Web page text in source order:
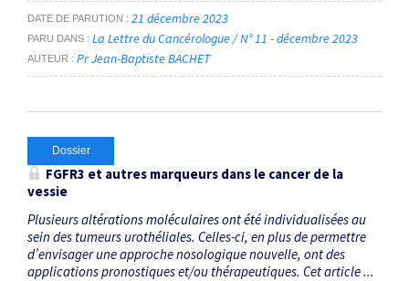
DATE DE PARUTION 21 décembre 2023
PARU DANS La Lettre du Cancérologue / N° 11 - décembre 2023
AUTEUR Pr Jean-Baptiste BACHET
Dossier
FGFR3 et autres marqueurs dans le cancer de la
vessie
Plusieurs altérations moléculaires ont été individualisées au
sein des tumeurs urothéliales. Celles-ci, en plus de permettre
d’envisager une approche nosologique nouvelle, ont des
applications pronostiques et/ou thérapeutiques. Cet article ...